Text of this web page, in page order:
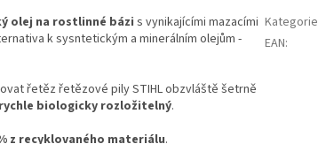
olej na rostlinné bázi s vynikajícími mazacími
k sysntetickým a minerálním olejům -
řetěz řetězové pily STIHL obzvláště šetrně
rychle biologicky rozložitelný.
z recyklovaného materiálu.
Kategorie
EAN: